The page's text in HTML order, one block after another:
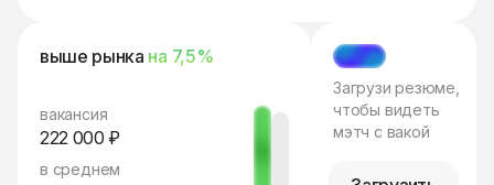
выше рынка на 7,5%
вакансия
222 000 ₽
в среднем
МЭТЧ
Загрузи резюме,
чтобы видеть
мэтч с вакой